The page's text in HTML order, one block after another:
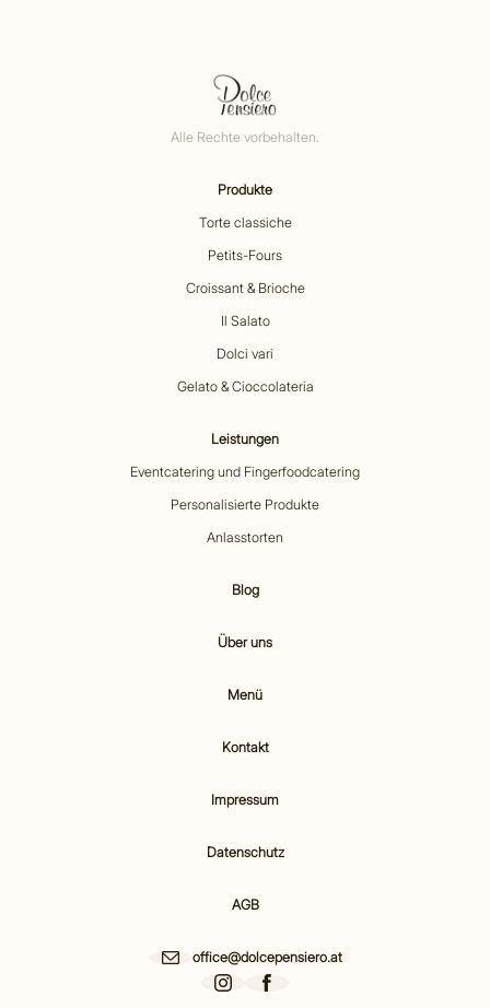
Alle Rechte vorbehalten.
Produkte
Torte classiche
Petits-Fours
Croissant & Brioche
Il Salato
Dolci vari
Gelato & Cioccolateria
Leistungen
Eventcatering und Fingerfoodcatering
Personalisierte Produkte
Anlasstorten
Blog
Über uns
Menü
Kontakt
Impressum
Datenschutz
AGB
office@dolcepensiero.at